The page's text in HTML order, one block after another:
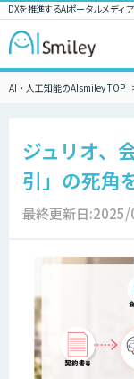
DXを推進するAIポータルメディ
AI・人工知能のAIsmiley TOP
ジュリオ、
引」の死角
最終更新日